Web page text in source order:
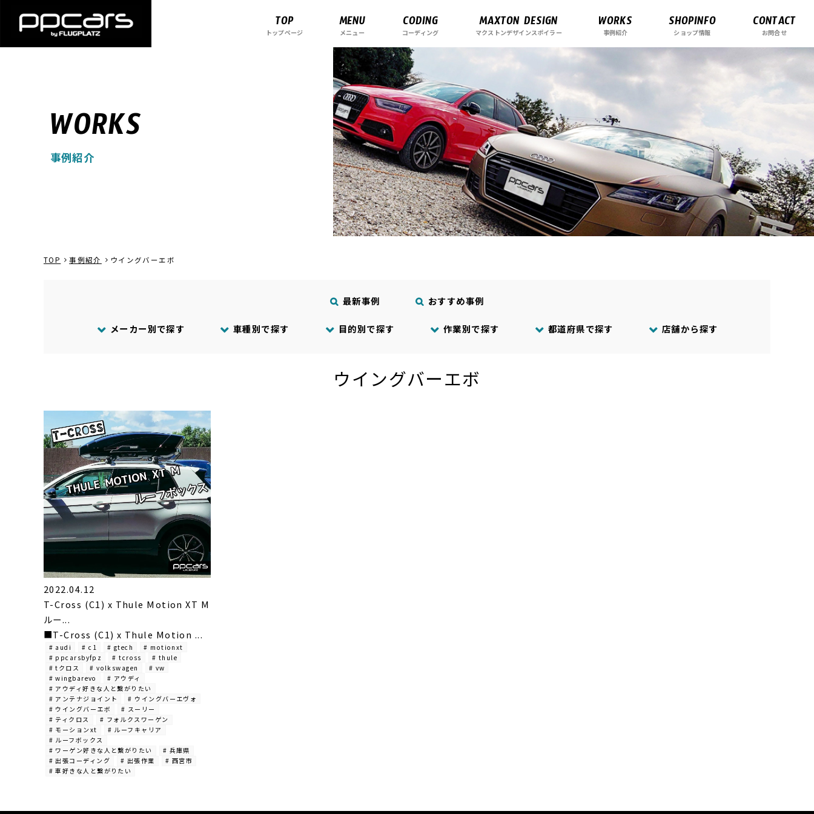
TOP
トップページ MENU
メニュー CODING
コーディング MAXTON DESIGN
マクストンデザインスポイラー WORKS
事例紹介 SHOPINFO
ショップ情報 CONTACT
お問合せ
WORKS
事例紹介
TOP 事例紹介 ウイングバーエボ
最新事例 おすすめ事例
メーカー別で探す 車種別で探す 目的別で探す 作業別で探す 都道府県で探す 店舗から探す
ウイングバーエボ
2022.04.12
T-Cross (C1) x Thule Motion XT M
ルー...
■T-Cross (C1) x Thule Motion ...
# audi # c1 # gtech
# motionxt
# ppcarsbyfpz
# tcross
# thule
# tクロス
# volkswagen
# vw
# wingbarevo
# アウディ
# アウディ好きな人と繋がりたい
# アンテナジョイント
# ウイングバーエヴォ
# ウイングバーエボ
# スーリー
# ティクロス
# フォルクスワーゲン
# モーションxt
# ルーフキャリア
# ルーフボックス
# ワーゲン好きな人と繋がりたい
# 兵庫県
# 出張コーディング
# 出張作業
# 西宮市
# 車好きな人と繋がりたい